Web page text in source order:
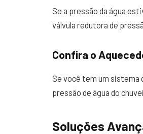
Se a pressão da água
válvula redutora de
Confira o
Se você tem um sistema
pressão de água do
Soluções